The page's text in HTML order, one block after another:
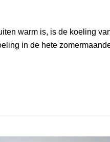
warm is, is de koeling
in de hete